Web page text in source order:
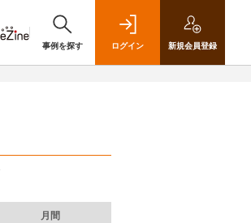
事例を探す ログイン 新規会員登録
月間